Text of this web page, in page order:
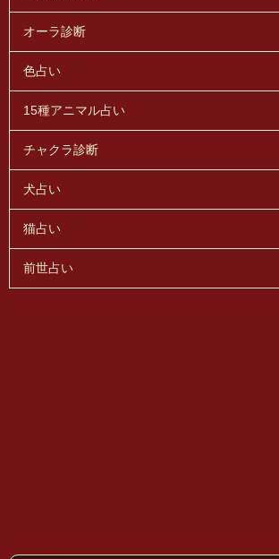
オーラ診断
色占い
15種アニマル占い
チャクラ診断
犬占い
猫占い
前世占い